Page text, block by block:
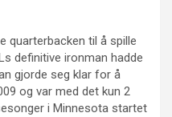
quarterbacken til å spille
definitive ironman hadde
gjorde seg klar for å
og var med det kun 2
i Minnesota startet